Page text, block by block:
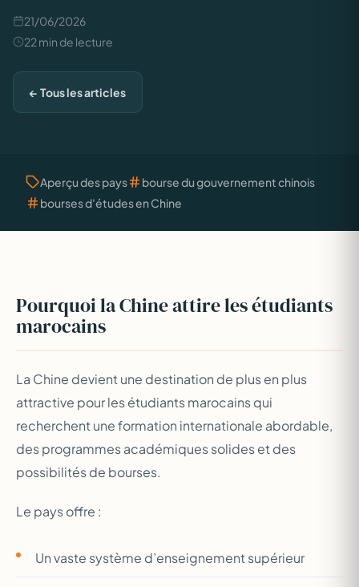
21/06/2026
22 min de lecture
← Tous les articles
Aperçu des pays
bourse du gouvernement chinois
bourses d'études en Chine
Pourquoi la Chine attire les étudiants
marocains
La Chine devient une destination de plus en plus
attractive pour les étudiants marocains qui
recherchent une formation internationale abordable,
des programmes académiques solides et des
possibilités de bourses.
Le pays offre :
Un vaste système d’enseignement supérieur